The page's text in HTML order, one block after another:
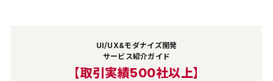
UI/UX&モダナイズ開発
サービス紹介ガイド
【取引実績500社以上】